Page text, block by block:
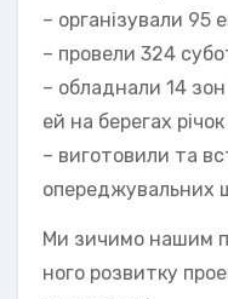
– організували 95
– провели 324
– обладнали 14
ей на берегах
– виготовили та
опереджувальних
Ми зичимо нашим
ного розвитку